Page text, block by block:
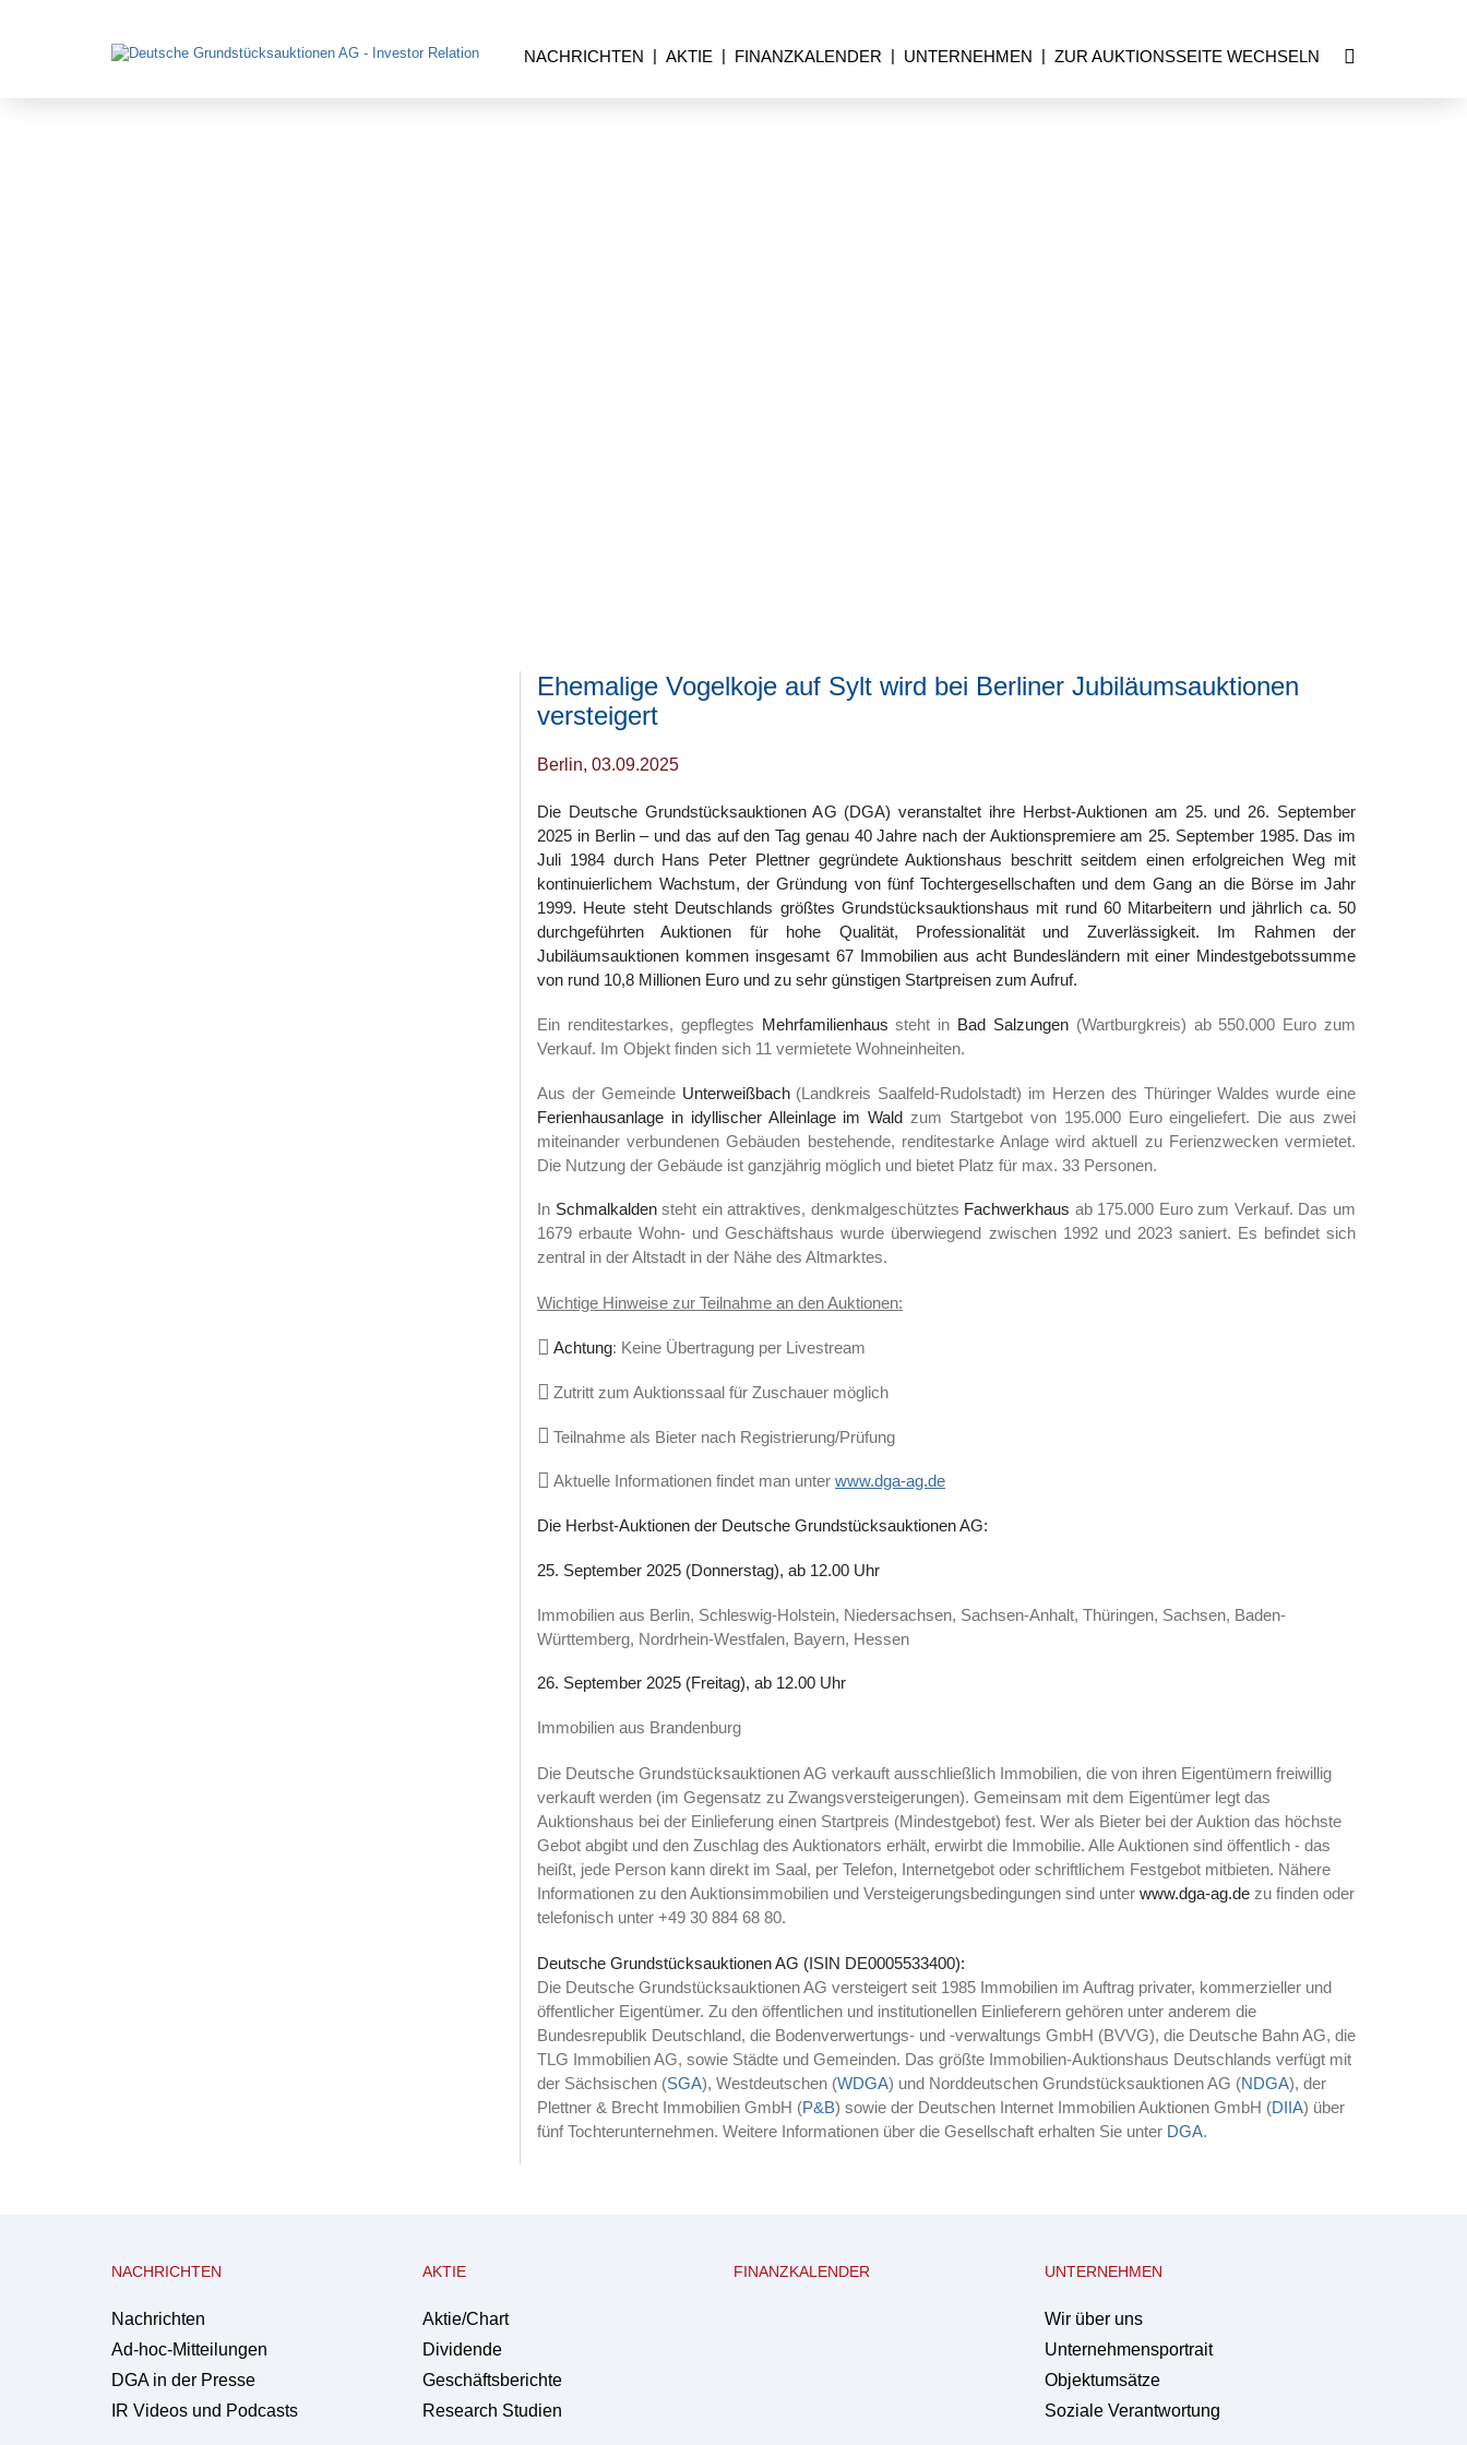
NACHRICHTEN AKTIE FINANZKALENDER UNTERNEHMEN ZUR AUKTIONSSEITE WECHSELN
Ehemalige Vogelkoje auf Sylt wird bei Berliner Jubiläumsauktionen
versteigert
Berlin, 03.09.2025
Die Deutsche Grundstücksauktionen AG (DGA) veranstaltet ihre Herbst-Auktionen am 25. und 26. September
2025 in Berlin – und das auf den Tag genau 40 Jahre nach der Auktionspremiere am 25. September 1985. Das im
Juli 1984 durch Hans Peter Plettner gegründete Auktionshaus beschritt seitdem einen erfolgreichen Weg mit
kontinuierlichem Wachstum, der Gründung von fünf Tochtergesellschaften und dem Gang an die Börse im Jahr
1999. Heute steht Deutschlands größtes Grundstücksauktionshaus mit rund 60 Mitarbeitern und jährlich ca. 50
durchgeführten Auktionen für hohe Qualität, Professionalität und Zuverlässigkeit. Im Rahmen der
Jubiläumsauktionen kommen insgesamt 67 Immobilien aus acht Bundesländern mit einer Mindestgebotssumme
von rund 10,8 Millionen Euro und zu sehr günstigen Startpreisen zum Aufruf.
Ein renditestarkes, gepflegtes Mehrfamilienhaus steht in Bad Salzungen(Wartburgkreis) ab 550.000 Euro zum
Verkauf. Im Objekt finden sich 11 vermietete Wohneinheiten.
Aus der Gemeinde Unterweißbach(Landkreis Saalfeld-Rudolstadt) im Herzen des Thüringer Waldes wurde eine
Ferienhausanlage in idyllischer Alleinlage im Wald zum Startgebot von 195.000 Euro eingeliefert. Die aus zwei
miteinander verbundenen Gebäuden bestehende, renditestarke Anlage wird aktuell zu Ferienzwecken vermietet.
Die Nutzung der Gebäude ist ganzjährig möglich und bietet Platz für max. 33 Personen.
In Schmalkaldensteht ein attraktives, denkmalgeschütztes Fachwerkhaus ab 175.000 Euro zum Verkauf. Das um
1679 erbaute Wohn- und Geschäftshaus wurde überwiegend zwischen 1992 und 2023 saniert. Es befindet sich
zentral in der Altstadt in der Nähe des Altmarktes.
Wichtige Hinweise zur Teilnahme an den Auktionen:
Achtung: Keine Übertragung per Livestream
Zutritt zum Auktionssaal für Zuschauer möglich
Teilnahme als Bieter nach Registrierung/Prüfung
Aktuelle Informationen findet man unter www.dga-ag.de
Die Herbst-Auktionen der Deutsche Grundstücksauktionen AG:
25. September 2025 (Donnerstag), ab 12.00 Uhr
Immobilien aus Berlin, Schleswig-Holstein, Niedersachsen, Sachsen-Anhalt, Thüringen, Sachsen, Baden-
Württemberg, Nordrhein-Westfalen, Bayern, Hessen
26. September 2025 (Freitag), ab 12.00 Uhr
Immobilien aus Brandenburg
Die Deutsche Grundstücksauktionen AG verkauft ausschließlich Immobilien, die von ihren Eigentümern freiwillig
verkauft werden (im Gegensatz zu Zwangsversteigerungen). Gemeinsam mit dem Eigentümer legt das
Auktionshaus bei der Einlieferung einen Startpreis (Mindestgebot) fest. Wer als Bieter bei der Auktion das höchste
Gebot abgibt und den Zuschlag des Auktionators erhält, erwirbt die Immobilie. Alle Auktionen sind öffentlich - das
heißt, jede Person kann direkt im Saal, per Telefon, Internetgebot oder schriftlichem Festgebot mitbieten. Nähere
Informationen zu den Auktionsimmobilien und Versteigerungsbedingungen sind unter www.dga-ag.de zu finden oder
telefonisch unter +49 30 884 68 80.
Deutsche Grundstücksauktionen AG (ISIN DE0005533400):
Die Deutsche Grundstücksauktionen AG versteigert seit 1985 Immobilien im Auftrag privater, kommerzieller und
öffentlicher Eigentümer. Zu den öffentlichen und institutionellen Einlieferern gehören unter anderem die
Bundesrepublik Deutschland, die Bodenverwertungs- und -verwaltungs GmbH (BVVG), die Deutsche Bahn AG, die
TLG Immobilien AG, sowie Städte und Gemeinden. Das größte Immobilien-Auktionshaus Deutschlands verfügt mit
der Sächsischen (SGA), Westdeutschen (WDGA) und Norddeutschen Grundstücksauktionen AG (NDGA), der
Plettner & Brecht Immobilien GmbH (P&B) sowie der Deutschen Internet Immobilien Auktionen GmbH (DIIA) über
fünf Tochterunternehmen. Weitere Informationen über die Gesellschaft erhalten Sie unter DGA.
NACHRICHTEN
Nachrichten
Ad-hoc-Mitteilungen
DGA in der Presse
IR Videos und Podcasts
AKTIE
Aktie/Chart
Dividende
Geschäftsberichte
Research Studien
FINANZKALENDER UNTERNEHMEN
Wir über uns
Unternehmensportrait
Objektumsätze
Soziale Verantwortung